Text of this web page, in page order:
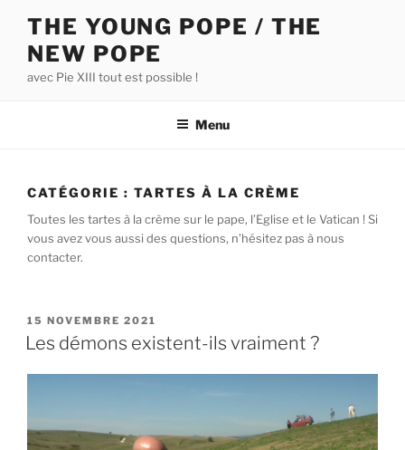
contenu
principal
THE YOUNG POPE / THE
NEW POPE
avec Pie XIII tout est possible !
Menu
CATÉGORIE : TARTES À LA CRÈME
Toutes les tartes à la crème sur le pape, l’Eglise et le Vatican ! Si
vous avez vous aussi des questions, n’hésitez pas à nous
contacter.
PUBLIÉ
LE
15 NOVEMBRE 2021
Les démons existent-ils vraiment ?